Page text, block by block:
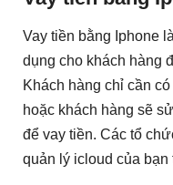
Vay tiền bằng Iphone
dụng cho khách hàng
Khách hàng chỉ cần
hoặc khách hàng sẽ
để vay tiền. Các tổ
quản lý icloud của